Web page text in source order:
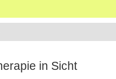
in Sicht